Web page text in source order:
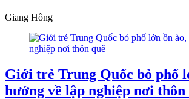
Giang Hồng
Giới trẻ Trung Quốc bỏ phố
hướng về lập nghiệp nơi thôn